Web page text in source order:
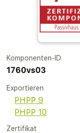
Komponenten-ID
1760vs03
Exportieren
PHPP 9
PHPP 10
Zertifikat